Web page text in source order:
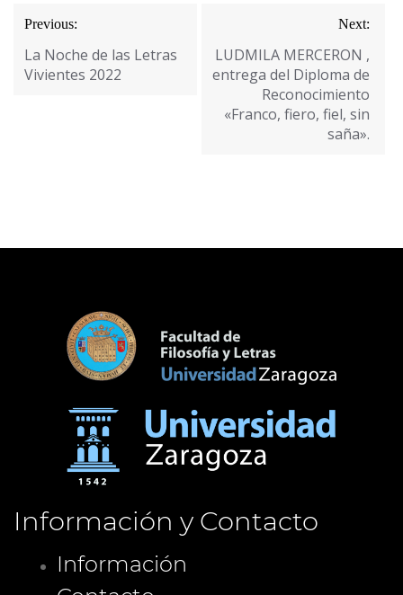
Navegación
de
entradas
Previous:
La Noche de las Letras
Vivientes 2022
Next:
LUDMILA MERCERON ,
entrega del Diploma de
Reconocimiento
«Franco, fiero, fiel, sin
saña».
Información y Contacto
Información